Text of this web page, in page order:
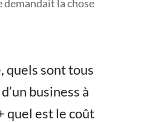
demandait la chose
quels sont tous
business à
quel est le coût